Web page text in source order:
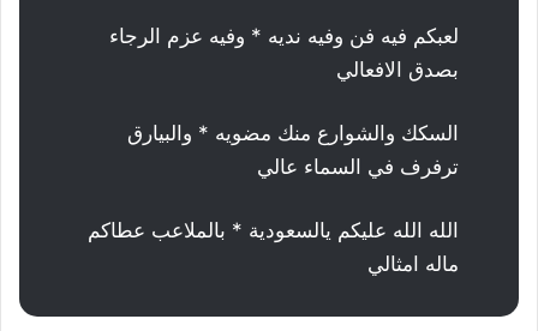
لعبكم فيه فن وفيه نديه * وفيه عزم الرجاء
بصدق الافعالي
السكك والشوارع منك مضويه * والبيارق
ترفرف في السماء عالي
الله الله عليكم يالسعودية * بالملاعب عطاكم
ماله امثالي